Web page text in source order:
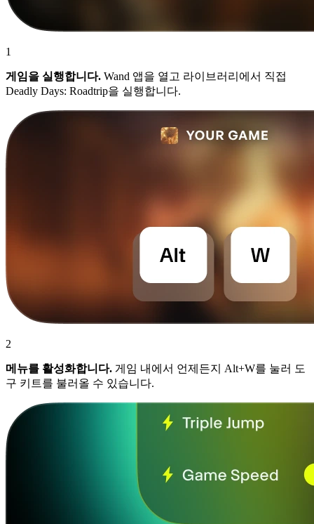
1
게임을 실행합니다. Wand 앱을 열고 라이브러리에서 직접
Deadly Days: Roadtrip을 실행합니다.
2
메뉴를 활성화합니다. 게임 내에서 언제든지 Alt+W를 눌러 도
구 키트를 불러올 수 있습니다.